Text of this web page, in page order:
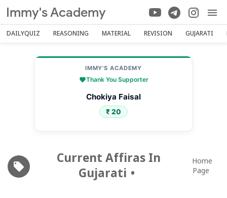
Immy's Academy
DAILYQUIZ REASONING MATERIAL REVISION GUJARATI
IMMY'S ACADEMY
Thank You Supporter
Chokiya Faisal
₹ 20
Current Affiras In
Gujarati
Home
Page